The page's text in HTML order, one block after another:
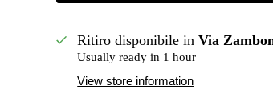
Ritiro disponibile inVia
Usually ready in 1 hour
View store information